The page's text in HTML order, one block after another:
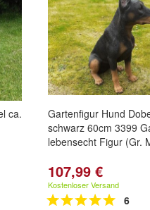
ca.
Gartenfigur Hund
schwarz 60cm 3399
lebensecht Figur (Gr.
107,99 €
Kostenloser Versand
6